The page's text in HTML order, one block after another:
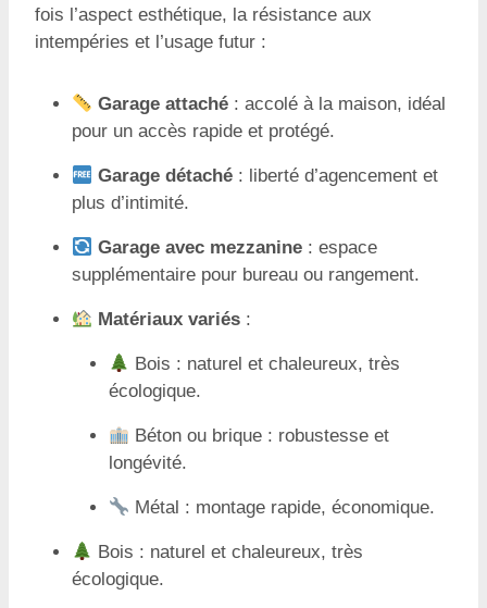
fois l’aspect esthétique, la résistance aux
intempéries et l’usage futur :
Garage attaché : accolé à la maison, idéal
pour un accès rapide et protégé.
Garage détaché : liberté d’agencement et
plus d’intimité.
Garage avec mezzanine : espace
supplémentaire pour bureau ou rangement.
Matériaux variés :
Bois : naturel et chaleureux, très
écologique.
Béton ou brique : robustesse et
longévité.
Métal : montage rapide, économique.
Bois : naturel et chaleureux, très
écologique.